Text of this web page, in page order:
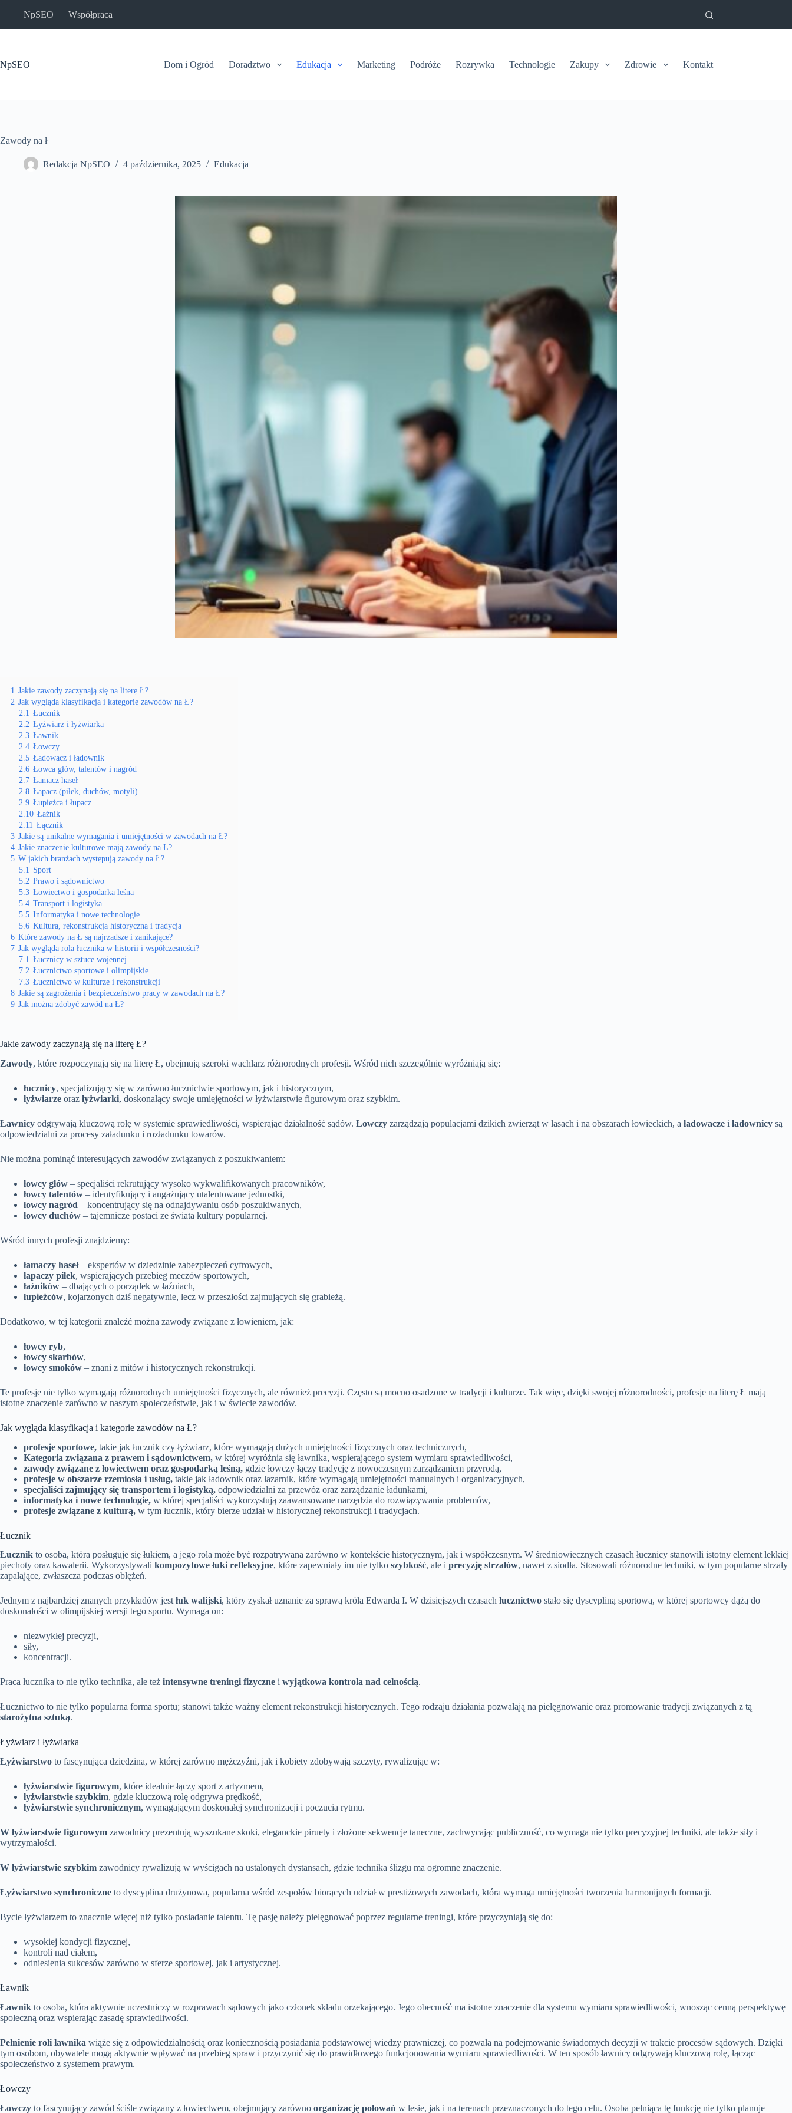
NpSEO Współpraca
NpSEO Dom i Ogród Doradztwo Edukacja Marketing Podróże Rozrywka Technologie Zakupy Zdrowie Kontakt
Zawody na ł
Redakcja NpSEO 4 października, 2025 Edukacja
1 Jakie zawody zaczynają się na literę Ł?
2 Jak wygląda klasyfikacja i kategorie zawodów na Ł?
2.1 Łucznik
2.2 Łyżwiarz i łyżwiarka
2.3 Ławnik
2.4 Łowczy
2.5 Ładowacz i ładownik
2.6 Łowca głów, talentów i nagród
2.7 Łamacz haseł
2.8 Łapacz (piłek, duchów, motyli)
2.9 Łupieżca i łupacz
2.10 Łaźnik
2.11 Łącznik
3 Jakie są unikalne wymagania i umiejętności w zawodach na Ł?
4 Jakie znaczenie kulturowe mają zawody na Ł?
5 W jakich branżach występują zawody na Ł?
5.1 Sport
5.2 Prawo i sądownictwo
5.3 Łowiectwo i gospodarka leśna
5.4 Transport i logistyka
5.5 Informatyka i nowe technologie
5.6 Kultura, rekonstrukcja historyczna i tradycja
6 Które zawody na Ł są najrzadsze i zanikające?
7 Jak wygląda rola łucznika w historii i współczesności?
7.1 Łucznicy w sztuce wojennej
7.2 Łucznictwo sportowe i olimpijskie
7.3 Łucznictwo w kulturze i rekonstrukcji
8 Jakie są zagrożenia i bezpieczeństwo pracy w zawodach na Ł?
9 Jak można zdobyć zawód na Ł?
Jakie zawody zaczynają się na literę Ł?
Zawody, które rozpoczynają się na literę Ł, obejmują szeroki wachlarz różnorodnych profesji. Wśród nich szczególnie wyróżniają się:
łucznicy, specjalizujący się w zarówno łucznictwie sportowym, jak i historycznym,
łyżwiarze oraz łyżwiarki, doskonalący swoje umiejętności w łyżwiarstwie figurowym oraz szybkim.
Ławnicy odgrywają kluczową rolę w systemie sprawiedliwości, wspierając działalność sądów. Łowczy zarządzają populacjami dzikich zwierząt w lasach i na obszarach łowieckich, a ładowacze i ładownicy są
odpowiedzialni za procesy załadunku i rozładunku towarów.
Nie można pominąć interesujących zawodów związanych z poszukiwaniem:
łowcy głów – specjaliści rekrutujący wysoko wykwalifikowanych pracowników,
łowcy talentów – identyfikujący i angażujący utalentowane jednostki,
łowcy nagród – koncentrujący się na odnajdywaniu osób poszukiwanych,
łowcy duchów – tajemnicze postaci ze świata kultury popularnej.
Wśród innych profesji znajdziemy:
łamaczy haseł– ekspertów w dziedzinie zabezpieczeń cyfrowych,
łapaczy piłek, wspierających przebieg meczów sportowych,
łaźników – dbających o porządek w łaźniach,
łupieżców, kojarzonych dziś negatywnie, lecz w przeszłości zajmujących się grabieżą.
Dodatkowo, w tej kategorii znaleźć można zawody związane z łowieniem, jak:
łowcy ryb,
łowcy skarbów,
łowcy smoków – znani z mitów i historycznych rekonstrukcji.
Te profesje nie tylko wymagają różnorodnych umiejętności fizycznych, ale również precyzji. Często są mocno osadzone w tradycji i kulturze. Tak więc, dzięki swojej różnorodności, profesje na literę Ł mają
istotne znaczenie zarówno w naszym społeczeństwie, jak i w świecie zawodów.
Jak wygląda klasyfikacja i kategorie zawodów na Ł?
profesje sportowe, takie jak łucznik czy łyżwiarz, które wymagają dużych umiejętności fizycznych oraz technicznych,
Kategoria związana z prawem i sądownictwem, w której wyróżnia się ławnika, wspierającego system wymiaru sprawiedliwości,
zawody związane z łowiectwem oraz gospodarką leśną, gdzie łowczy łączy tradycję z nowoczesnym zarządzaniem przyrodą,
profesje w obszarze rzemiosła i usług, takie jak ładownik oraz łazarnik, które wymagają umiejętności manualnych i organizacyjnych,
specjaliści zajmujący się transportem i logistyką, odpowiedzialni za przewóz oraz zarządzanie ładunkami,
informatyka i nowe technologie, w której specjaliści wykorzystują zaawansowane narzędzia do rozwiązywania problemów,
profesje związane z kulturą, w tym łucznik, który bierze udział w historycznej rekonstrukcji i tradycjach.
Łucznik
Łucznik to osoba, która posługuje się łukiem, a jego rola może być rozpatrywana zarówno w kontekście historycznym, jak i współczesnym. W średniowiecznych czasach łucznicy stanowili istotny element lekkiej
piechoty oraz kawalerii. Wykorzystywali kompozytowe łuki refleksyjne, które zapewniały im nie tylko szybkość, ale i precyzję strzałów, nawet z siodła. Stosowali różnorodne techniki, w tym popularne strzały
zapalające, zwłaszcza podczas oblężeń.
Jednym z najbardziej znanych przykładów jest łuk walijski, który zyskał uznanie za sprawą króla Edwarda I. W dzisiejszych czasach łucznictwo stało się dyscypliną sportową, w której sportowcy dążą do
doskonałości w olimpijskiej wersji tego sportu. Wymaga on:
niezwykłej precyzji,
siły,
koncentracji.
Praca łucznika to nie tylko technika, ale też intensywne treningi fizyczne i wyjątkowa kontrola nad celnością.
Łucznictwo to nie tylko popularna forma sportu; stanowi także ważny element rekonstrukcji historycznych. Tego rodzaju działania pozwalają na pielęgnowanie oraz promowanie tradycji związanych z tą
starożytna sztuką.
Łyżwiarz i łyżwiarka
Łyżwiarstwo to fascynująca dziedzina, w której zarówno mężczyźni, jak i kobiety zdobywają szczyty, rywalizując w:
łyżwiarstwie figurowym, które idealnie łączy sport z artyzmem,
łyżwiarstwie szybkim, gdzie kluczową rolę odgrywa prędkość,
łyżwiarstwie synchronicznym, wymagającym doskonałej synchronizacji i poczucia rytmu.
W łyżwiarstwie figurowym zawodnicy prezentują wyszukane skoki, eleganckie piruety i złożone sekwencje taneczne, zachwycając publiczność, co wymaga nie tylko precyzyjnej techniki, ale także siły i
wytrzymałości.
W łyżwiarstwie szybkim zawodnicy rywalizują w wyścigach na ustalonych dystansach, gdzie technika ślizgu ma ogromne znaczenie.
Łyżwiarstwo synchroniczne to dyscyplina drużynowa, popularna wśród zespołów biorących udział w prestiżowych zawodach, która wymaga umiejętności tworzenia harmonijnych formacji.
Bycie łyżwiarzem to znacznie więcej niż tylko posiadanie talentu. Tę pasję należy pielęgnować poprzez regularne treningi, które przyczyniają się do:
wysokiej kondycji fizycznej,
kontroli nad ciałem,
odniesienia sukcesów zarówno w sferze sportowej, jak i artystycznej.
Ławnik
Ławnik to osoba, która aktywnie uczestniczy w rozprawach sądowych jako członek składu orzekającego. Jego obecność ma istotne znaczenie dla systemu wymiaru sprawiedliwości, wnosząc cenną perspektywę
społeczną oraz wspierając zasadę sprawiedliwości.
Pełnienie roli ławnika wiąże się z odpowiedzialnością oraz koniecznością posiadania podstawowej wiedzy prawniczej, co pozwala na podejmowanie świadomych decyzji w trakcie procesów sądowych. Dzięki
tym osobom, obywatele mogą aktywnie wpływać na przebieg spraw i przyczynić się do prawidłowego funkcjonowania wymiaru sprawiedliwości. W ten sposób ławnicy odgrywają kluczową rolę, łącząc
społeczeństwo z systemem prawym.
Łowczy
Łowczy to fascynujący zawód ściśle związany z łowiectwem, obejmujący zarówno organizację polowań w lesie, jak i na terenach przeznaczonych do tego celu. Osoba pełniąca tę funkcję nie tylko planuje